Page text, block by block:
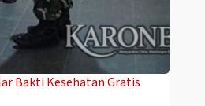
Bakti Kesehatan Gratis